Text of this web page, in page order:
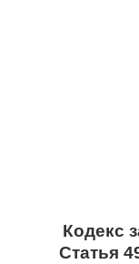
Кодекс
Статья